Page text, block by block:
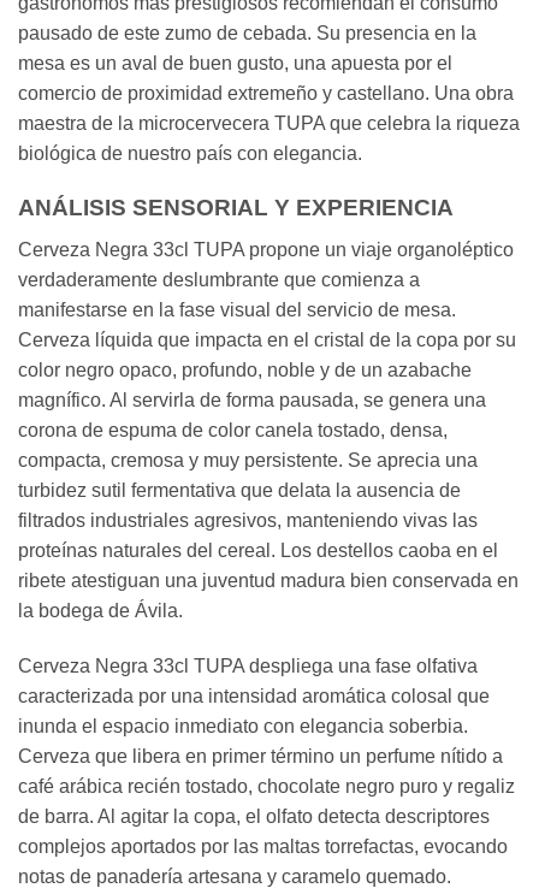
pausado de este zumo de cebada. Su presencia en la
mesa es un aval de buen gusto, una apuesta por el
comercio de proximidad extremeño y castellano. Una obra
maestra de la microcervecera TUPA que celebra la riqueza
biológica de nuestro país con elegancia.
ANÁLISIS SENSORIAL Y EXPERIENCIA
Cerveza Negra 33cl TUPA propone un viaje organoléptico
verdaderamente deslumbrante que comienza a
manifestarse en la fase visual del servicio de mesa.
Cerveza líquida que impacta en el cristal de la copa por su
color negro opaco, profundo, noble y de un azabache
magnífico. Al servirla de forma pausada, se genera una
corona de espuma de color canela tostado, densa,
compacta, cremosa y muy persistente. Se aprecia una
turbidez sutil fermentativa que delata la ausencia de
filtrados industriales agresivos, manteniendo vivas las
proteínas naturales del cereal. Los destellos caoba en el
ribete atestiguan una juventud madura bien conservada en
la bodega de Ávila.
Cerveza Negra 33cl TUPA despliega una fase olfativa
caracterizada por una intensidad aromática colosal que
inunda el espacio inmediato con elegancia soberbia.
Cerveza que libera en primer término un perfume nítido a
café arábica recién tostado, chocolate negro puro y regaliz
de barra. Al agitar la copa, el olfato detecta descriptores
complejos aportados por las maltas torrefactas, evocando
notas de panadería artesana y caramelo quemado.